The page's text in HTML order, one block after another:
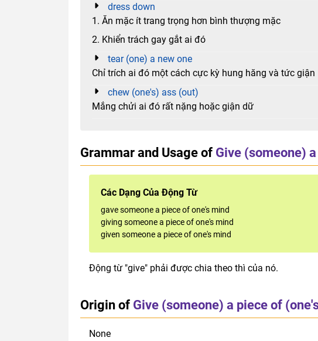
dress down
1. Ăn mặc ít trang trọng hơn bình thượng mặc
2. Khiển trách gay gắt ai đó
tear (one) a new one
Chỉ trích ai đó một cách cực kỳ hung hăng và tức giận
chew (one's) ass (out)
Mắng chửi ai đó rất nặng hoặc giận dữ
Grammar and Usage of Give (someone)
Các Dạng Của Động Từ
gave someone a piece of one's mind
giving someone a piece of one's mind
given someone a piece of one's mind
Động từ "give" phải được chia theo thì của nó.
Origin of Give (someone) a piece of
None